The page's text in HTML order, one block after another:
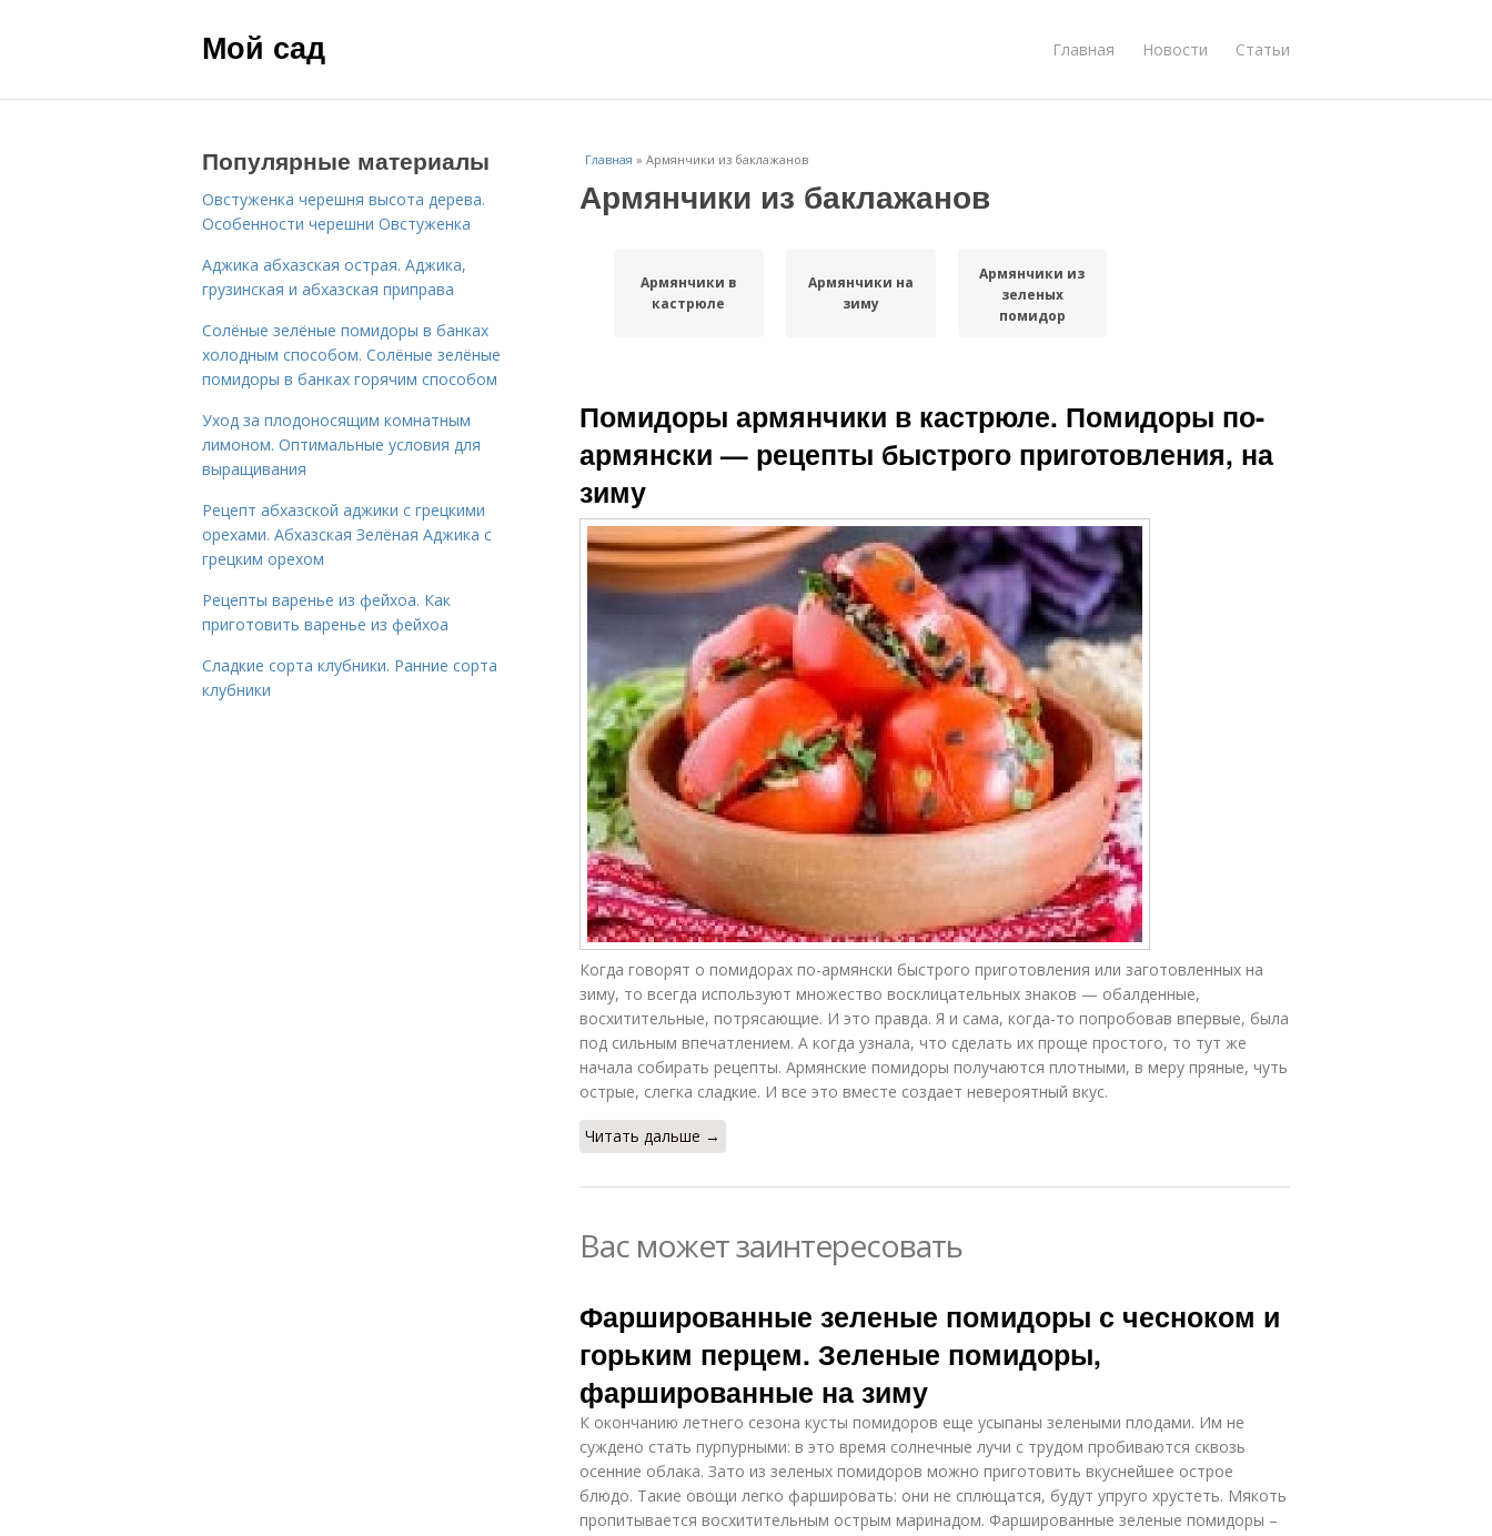
Мой сад Главная Новости Статьи
Главная » Армянчики из баклажанов
Армянчики из баклажанов
Армянчики в
кастрюле
Армянчики на
зиму
Армянчики из
зеленых
помидор
Помидоры армянчики в кастрюле. Помидоры по-
армянски — рецепты быстрого приготовления, на
зиму
Когда говорят о помидорах по-армянски быстрого приготовления или заготовленных на
зиму, то всегда используют множество восклицательных знаков — обалденные,
восхитительные, потрясающие. И это правда. Я и сама, когда-то попробовав впервые, была
под сильным впечатлением. А когда узнала, что сделать их проще простого, то тут же
начала собирать рецепты. Армянские помидоры получаются плотными, в меру пряные, чуть
острые, слегка сладкие. И все это вместе создает невероятный вкус.
Читать дальше →
Вас может заинтересовать
Фаршированные зеленые помидоры с чесноком и
горьким перцем. Зеленые помидоры,
фаршированные на зиму
К окончанию летнего сезона кусты помидоров еще усыпаны зелеными плодами. Им не
суждено стать пурпурными: в это время солнечные лучи с трудом пробиваются сквозь
осенние облака. Зато из зеленых помидоров можно приготовить вкуснейшее острое
блюдо. Такие овощи легко фаршировать: они не сплющатся, будут упруго хрустеть. Мякоть
пропитывается восхитительным острым маринадом. Фаршированные зеленые помидоры –
Популярные материалы
Овстуженка черешня высота дерева.
Особенности черешни Овстуженка
Аджика абхазская острая. Аджика,
грузинская и абхазская приправа
Солёные зелёные помидоры в банках
холодным способом. Солёные зелёные
помидоры в банках горячим способом
Уход за плодоносящим комнатным
лимоном. Оптимальные условия для
выращивания
Рецепт абхазской аджики с грецкими
орехами. Абхазская Зелёная Аджика с
грецким орехом
Рецепты варенье из фейхоа. Как
приготовить варенье из фейхоа
Сладкие сорта клубники. Ранние сорта
клубники